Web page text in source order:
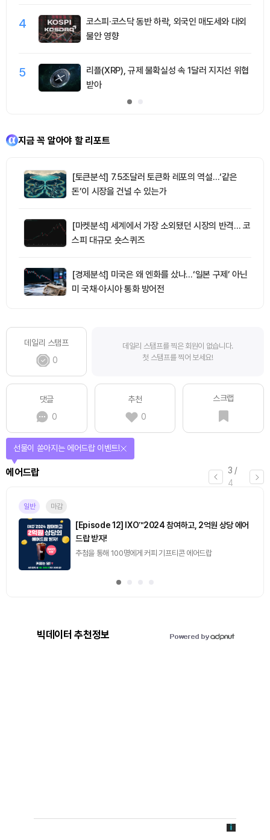
4
코스피·코스닥 동반 하락, 외국인 매도세와 대외
불안 영향
5
리플(XRP), 규제 불확실성 속 1달러 지지선 위협
받아
지금 꼭 알아야 할 리포트
[토큰분석] 7.5조달러 토큰화 레포의 역설…‘같은
돈’이 시장을 건널 수 있는가
[마켓분석] 세계에서 가장 소외됐던 시장의 반격… 코
스피 대규모 숏스퀴즈
[경제분석] 미국은 왜 엔화를 샀나…‘일본 구제’ 아닌
미 국채·아시아 통화 방어전
데일리 스탬프
0
데일리 스탬프를 찍은 회원이 없습니다.
첫 스탬프를 찍어 보세요!
댓글
0
추천
0
스크랩
4 /
4
퀴즈
퀴즈풀고 선물 받자!
진행중
[토큰포스트] 기사 퀴즈 658회차
2026.08.07 (금) ~ 2026.08.08 (토)
빅데이터 추천정보